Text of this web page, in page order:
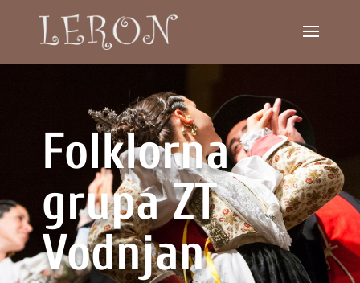
Folklorna
grupa ZT
Vodnjan